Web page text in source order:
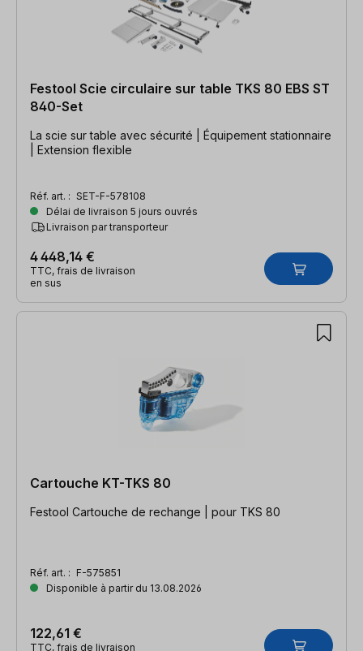
Festool Scie circulaire sur table TKS 80 EBS ST
840-Set
La scie sur table avec sécurité | Équipement stationnaire
| Extension flexible
Réf. art. : SET-F-578108
Délai de livraison 5 jours ouvrés
Livraison par transporteur
4 448,14 €
TTC, frais de livraison
en sus
Cartouche KT-TKS 80
Festool Cartouche de rechange | pour TKS 80
Réf. art. : F-575851
Disponible à partir du 13.08.2026
122,61 €
TTC, frais de livraison